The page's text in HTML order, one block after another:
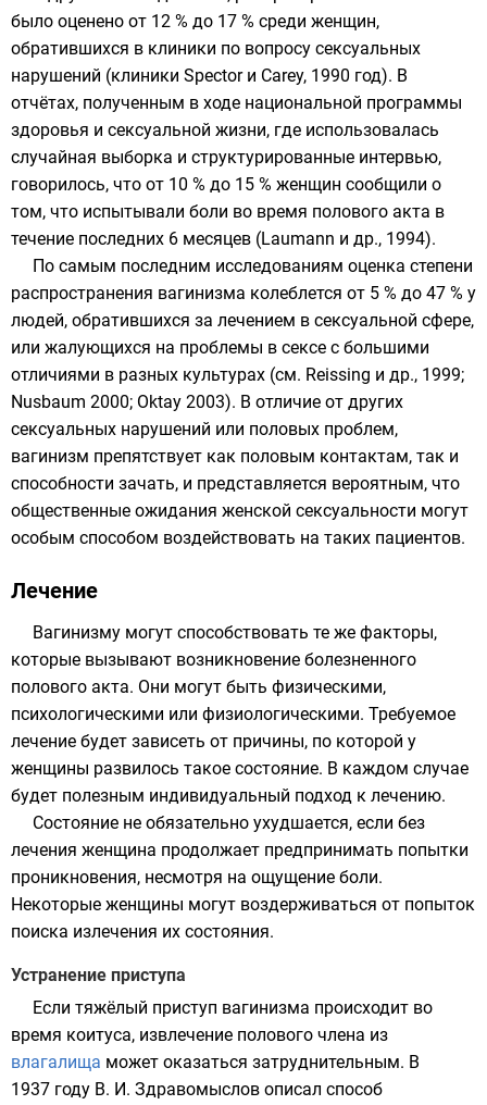
было оценено от 12 % до 17 % среди женщин,
обратившихся в клиники по вопросу сексуальных
нарушений (клиники Spector и Carey, 1990 год). В
отчётах, полученным в ходе национальной программы
здоровья и сексуальной жизни, где использовалась
случайная выборка и структурированные интервью,
говорилось, что от 10 % до 15 % женщин сообщили о
том, что испытывали боли во время полового акта в
течение последних 6 месяцев (Laumann и др., 1994).
По самым последним исследованиям оценка степени
распространения вагинизма колеблется от 5 % до 47 % у
людей, обратившихся за лечением в сексуальной сфере,
или жалующихся на проблемы в сексе с большими
отличиями в разных культурах (см. Reissing и др., 1999;
Nusbaum 2000; Oktay 2003). В отличие от других
сексуальных нарушений или половых проблем,
вагинизм препятствует как половым контактам, так и
способности зачать, и представляется вероятным, что
общественные ожидания женской сексуальности могут
особым способом воздействовать на таких пациентов.
Лечение
Вагинизму могут способствовать те же факторы,
которые вызывают возникновение болезненного
полового акта. Они могут быть физическими,
психологическими или физиологическими. Требуемое
лечение будет зависеть от причины, по которой у
женщины развилось такое состояние. В каждом случае
будет полезным индивидуальный подход к лечению.
Состояние не обязательно ухудшается, если без
лечения женщина продолжает предпринимать попытки
проникновения, несмотря на ощущение боли.
Некоторые женщины могут воздерживаться от попыток
поиска излечения их состояния.
Устранение приступа
Если тяжёлый приступ вагинизма происходит во
время коитуса, извлечение полового члена из
влагалища может оказаться затруднительным. В
1937 году В. И. Здравомыслов описал способ